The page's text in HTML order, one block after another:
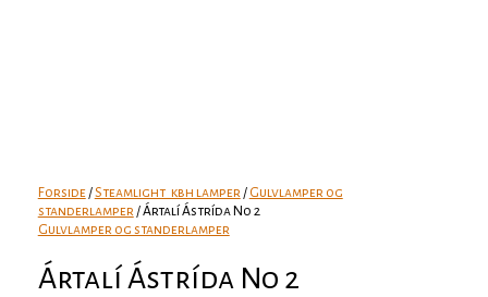
Forside/Steamlight_kbh lamper/ Gulvlamper og
standerlamper/ Ártalí Ástrída No 2
Gulvlamper og standerlamper
Ártalí Ástrída No 2